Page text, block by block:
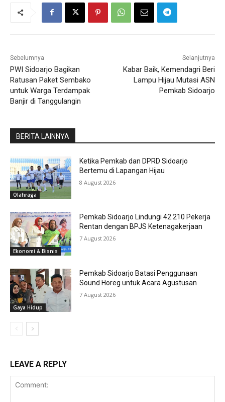
Sebelumnya
PWI Sidoarjo Bagikan
Ratusan Paket Sembako
untuk Warga Terdampak
Banjir di Tanggulangin
Selanjutnya
Kabar Baik, Kemendagri Beri
Lampu Hijau Mutasi ASN
Pemkab Sidoarjo
BERITA LAINNYA
Olahraga
Ketika Pemkab dan DPRD Sidoarjo
Bertemu di Lapangan Hijau
8 August 2026
Ekonomi & Bisnis
Pemkab Sidoarjo Lindungi 42.210 Pekerja
Rentan dengan BPJS Ketenagakerjaan
7 August 2026
Gaya Hidup
Pemkab Sidoarjo Batasi Penggunaan
Sound Horeg untuk Acara Agustusan
7 August 2026
LEAVE A REPLY